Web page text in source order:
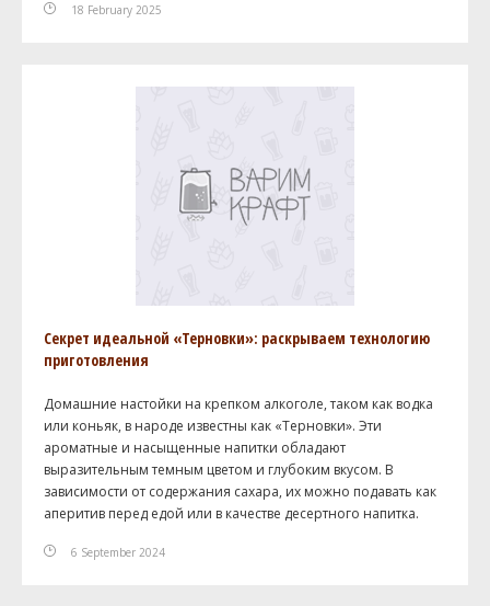
18 February 2025
Секрет идеальной «Терновки»: раскрываем технологию
приготовления
Домашние настойки на крепком алкоголе, таком как водка
или коньяк, в народе известны как «Терновки». Эти
ароматные и насыщенные напитки обладают
выразительным темным цветом и глубоким вкусом. В
зависимости от содержания сахара, их можно подавать как
аперитив перед едой или в качестве десертного напитка.
6 September 2024